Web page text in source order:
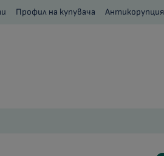
Профил на купувача Антикорупция